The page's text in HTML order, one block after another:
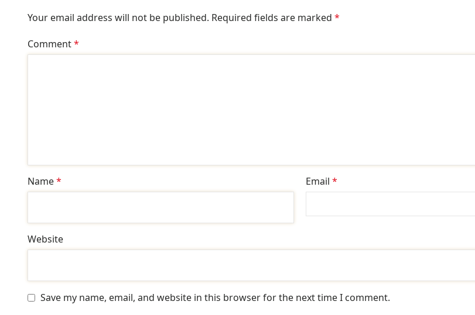
Your email address will not be published. Required fields are marked *
Comment*
Name* Email *
Website
Save my name, email, and website in this browser for the next time I comment.